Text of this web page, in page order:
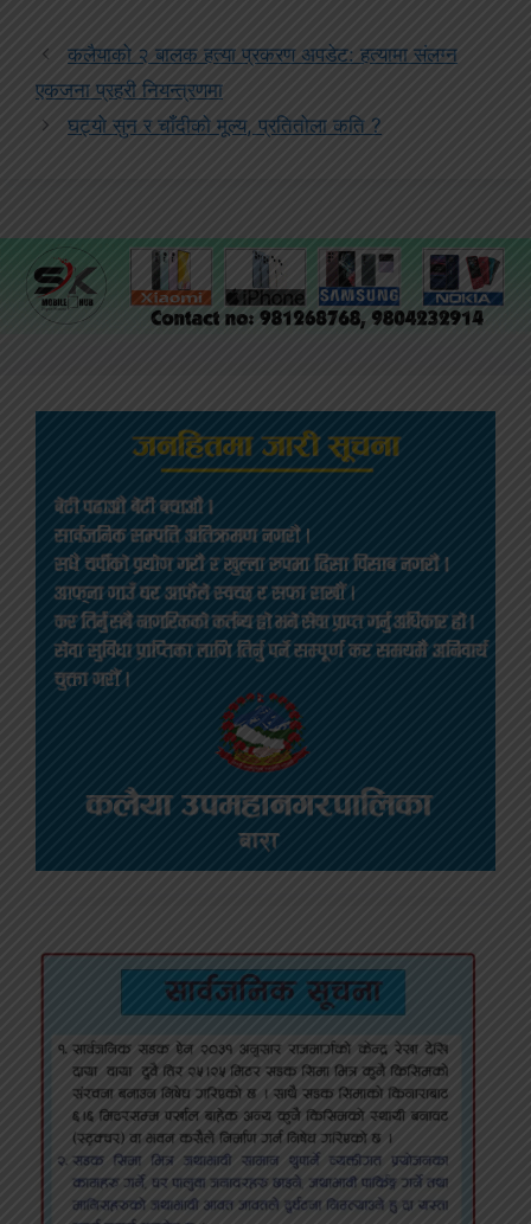
कलैयाको २ बालक हत्या प्रकरण अपडेट: हत्यामा संलग्न
एकजना प्रहरी नियन्त्रणमा
घट्यो सुन र चाँदीको मूल्य, प्रतितोला कति ?